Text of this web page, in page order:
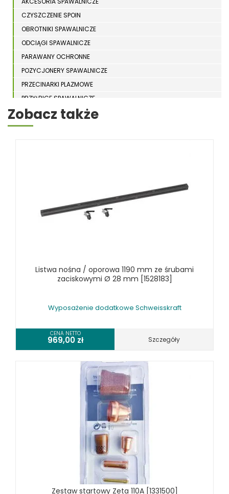
CZYSZCZENIE SPOIN
OBROTNIKI SPAWALNICZE
ODCIĄGI SPAWALNICZE
PARAWANY OCHRONNE
POZYCJONERY SPAWALNICZE
PRZECINARKI PLAZMOWE
PRZYŁBICE SPAWALNICZE
SPAWARKI
STOŁY SPAWALNICZE
KOSZT DOSTAWY
Zobacz także
Listwa nośna / oporowa 1190 mm ze śrubami
zaciskowymi Ø 28 mm [1528183]
Wyposażenie dodatkowe Schweisskraft
CENA NETTO
969,00 zł Szczegóły
Zestaw startowy Zeta 110A [1331500]